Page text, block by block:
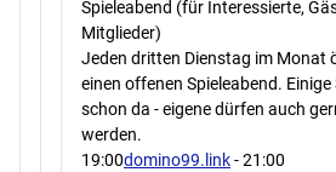
Spieleabend (für Interessierte,
Mitglieder)
Jeden dritten Dienstag im Monat
einen offenen Spieleabend. Einige
schon da - eigene dürfen auch
werden.
19:00domino99.link- 21:00